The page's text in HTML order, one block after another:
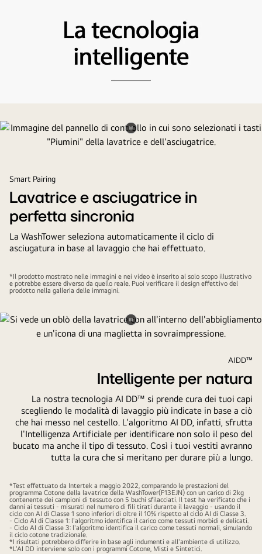
silhouette
tecnologia
Metti
pausa.
Smart Pairing
Lavatrice e asciugatrice in
perfetta sincronia
La WashTower seleziona automaticamente il ciclo di
asciugatura in base al lavaggio che hai effettuato.
*Il prodotto mostrato nelle immagini e nei video è inserito al solo scopo illustrativo
e potrebbe essere diverso da quello reale. Puoi verificare il design effettivo del
prodotto nella galleria delle immagini.
Metti
in
pausa.
AIDD™
Intelligente per natura
La nostra tecnologia AI DD™ si prende cura dei tuoi capi
scegliendo le modalità di lavaggio più indicate in base a ciò
che hai messo nel cestello. L'algoritmo AI DD, infatti, sfrutta
l'Intelligenza Artificiale per identificare non solo il peso del
bucato ma anche il tipo di tessuto. Così i tuoi vestiti avranno
tutta la cura che si meritano per durare più a lungo.
*Test effettuato da Intertek a maggio 2022, comparando le prestazioni del
programma Cotone della lavatrice della WashTower(F13EJN) con un carico di 2kg
contenente dei campioni di tessuto con 5 buchi sfilacciati. Il test ha verificato che i
danni ai tessuti - misurati nel numero di fili tirati durante il lavaggio - usando il
ciclo con AI di Classe 1 sono inferiori di oltre il 10% rispetto al ciclo AI di Classe 3.
- Ciclo AI di Classe 1: l'algoritmo identifica il carico come tessuti morbidi e delicati.
- Ciclo AI di Classe 3: l'algoritmo identifica il carico come tessuti normali, simulando
il ciclo cotone tradizionale.
*I risultati potrebbero differire in base agli indumenti e all'ambiente di utilizzo.
*L'AI DD interviene solo con i programmi Cotone, Misti e Sintetici.